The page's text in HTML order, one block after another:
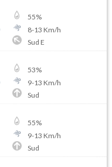
55%
8-13 Km/h
Sud E
53%
9-13 Km/h
Sud
55%
9-13 Km/h
Sud